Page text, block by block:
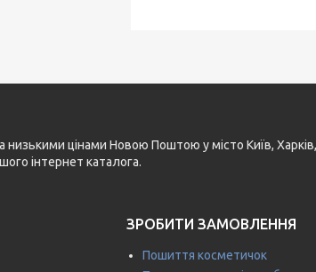
цінами Новою Поштою у місто Київ,
інтернет каталога.
ЗРОБИТИ ЗАМОВЛЕННЯ
Пошиття косметичок